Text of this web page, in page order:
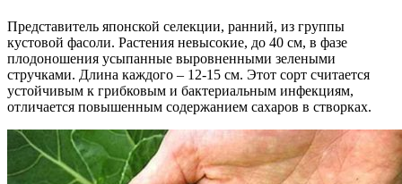
Представитель японской селекции, ранний, из группы
кустовой фасоли. Растения невысокие, до 40 см, в фазе
плодоношения усыпанные выровненными зелеными
стручками. Длина каждого – 12-15 см. Этот сорт считается
устойчивым к грибковым и бактериальным инфекциям,
отличается повышенным содержанием сахаров в створках.